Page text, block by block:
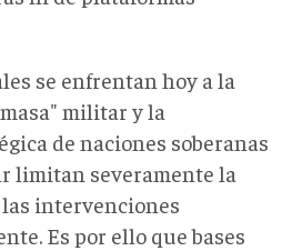
se enfrentan hoy a la
militar y la
de naciones soberanas
limitan severamente la
intervenciones
Es por ello que bases